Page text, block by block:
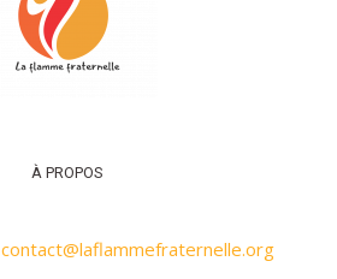
À PROPOS
contact@laflammefraternelle.org